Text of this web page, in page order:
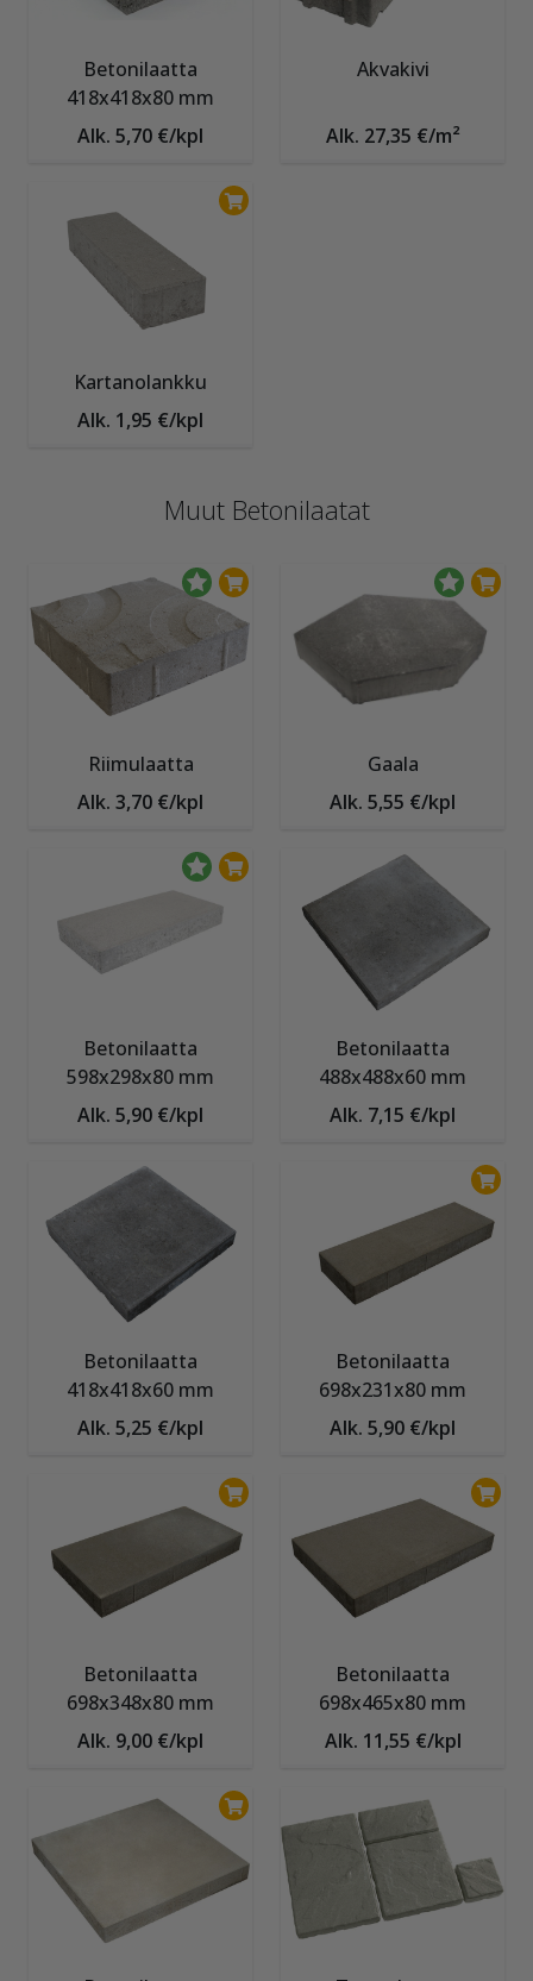
Betonilaatta
418x418x80 mm
Alk. 5,70 €/kpl
Akvakivi
Alk. 27,35 €/m²
Kartanolankku
Alk. 1,95 €/kpl
Muut Betonilaatat
Riimulaatta
Alk. 3,70 €/kpl
Gaala
Alk. 5,55 €/kpl
Betonilaatta
598x298x80 mm
Alk. 5,90 €/kpl
Betonilaatta
488x488x60 mm
Alk. 7,15 €/kpl
Betonilaatta
418x418x60 mm
Alk. 5,25 €/kpl
Betonilaatta
698x231x80 mm
Alk. 5,90 €/kpl
Betonilaatta
698x348x80 mm
Alk. 9,00 €/kpl
Betonilaatta
698x465x80 mm
Alk. 11,55 €/kpl